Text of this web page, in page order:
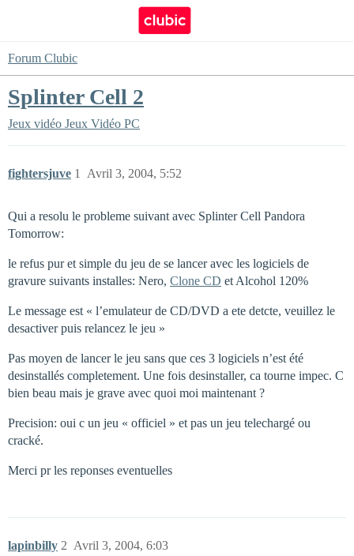
Forum Clubic
Splinter Cell 2
Jeux vidéo Jeux Vidéo PC
fightersjuve Avril 3, 2004, 5:52
1
Qui a resolu le probleme suivant avec Splinter Cell Pandora
Tomorrow:
le refus pur et simple du jeu de se lancer avec les logiciels de
gravure suivants installes: Nero, Clone CD et Alcohol 120%
Le message est « l’emulateur de CD/DVD a ete detcte, veuillez le
desactiver puis relancez le jeu »
Pas moyen de lancer le jeu sans que ces 3 logiciels n’est été
desinstallés completement. Une fois desinstaller, ca tourne impec. C
bien beau mais je grave avec quoi moi maintenant ?
Precision: oui c un jeu « officiel » et pas un jeu telechargé ou
cracké.
Merci pr les reponses eventuelles
lapinbilly Avril 3, 2004, 6:03
2